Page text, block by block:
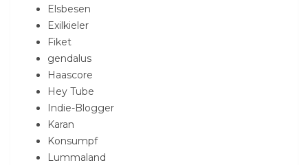
Elsbesen
Exilkieler
Fiket
gendalus
Haascore
Hey Tube
Indie-Blogger
Karan
Konsumpf
Lummaland